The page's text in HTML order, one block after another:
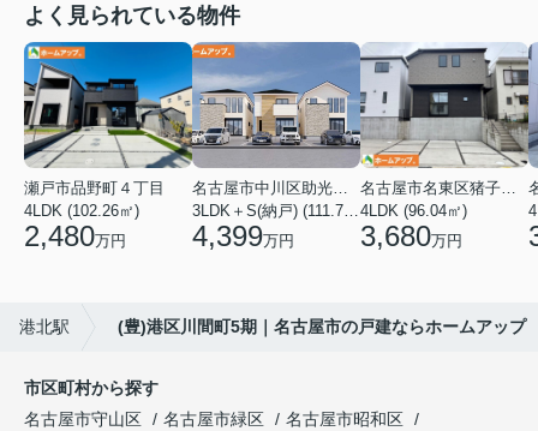
よく見られている物件
瀬戸市品野町４丁目
4LDK (102.26㎡)
2,480万円
名古屋市中川区助光１丁目
3LDK＋S(納戸) (111.78㎡)
4,399万円
名古屋市名東区猪子石１丁目
4LDK (96.04㎡)
3,680万円
港北駅 (豊)港区川間町5期｜名古屋市の戸建ならホームアップ
市区町村から探す
名古屋市守山区
名古屋市緑区
名古屋市昭和区